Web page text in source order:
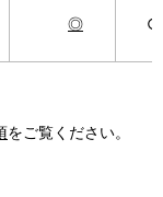
◎ ○
をご覧ください。